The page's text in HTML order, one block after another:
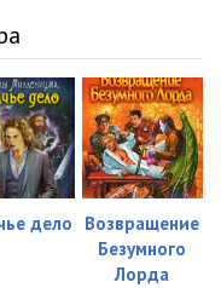
12:49
13:12
11:41
08:14
дело
Возвращение
Безумного
Лорда